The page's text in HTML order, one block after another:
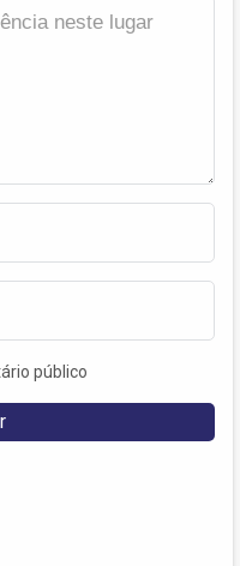
público